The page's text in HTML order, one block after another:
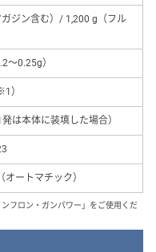
ジン含む）/ 1,200 g（フル
〜0.25g）
）
は本体に装填した場合）
オートマチック）
フロン・ガンパワー」をご使用くだ